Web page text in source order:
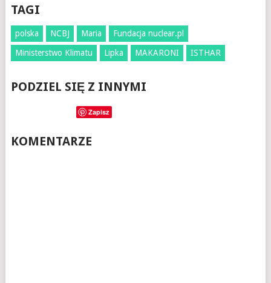
TAGI
polska NCBJ Maria
Fundacja nuclear.pl
Ministerstwo Klimatu
Lipka MAKARONI ISTHAR
PODZIEL SIĘ Z INNYMI
Zapisz
KOMENTARZE